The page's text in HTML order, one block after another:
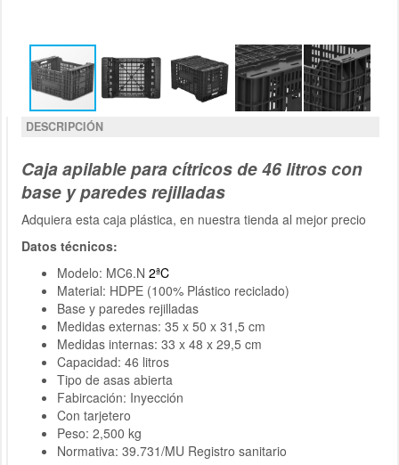
DESCRIPCIÓN
Caja apilable para cítricos de 46 litros con
base y paredes rejilladas
Adquiera esta caja plástica, en nuestra tienda al mejor precio
Datos técnicos:
Modelo: MC6.N 2ªC
Material: HDPE (100% Plástico reciclado)
Base y paredes rejilladas
Medidas externas: 35 x 50 x 31,5 cm
Medidas internas: 33 x 48 x 29,5 cm
Capacidad: 46 litros
Tipo de asas abierta
Fabircación: Inyección
Con tarjetero
Peso: 2,500 kg
Normativa: 39.731/MU Registro sanitario